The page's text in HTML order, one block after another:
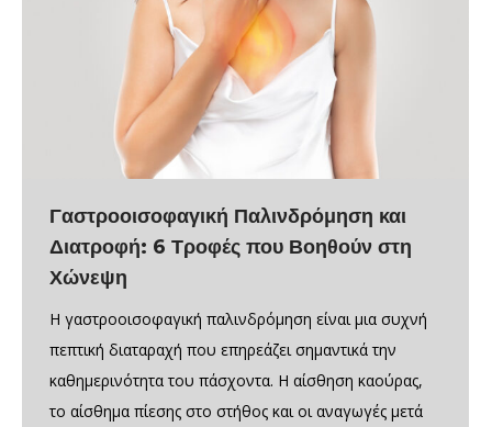
Γαστροοισοφαγική Παλινδρόμηση και
Διατροφή: 6 Τροφές που Βοηθούν στη
Χώνεψη
Η γαστροοισοφαγική παλινδρόμηση είναι μια συχνή
πεπτική διαταραχή που επηρεάζει σημαντικά την
καθημερινότητα του πάσχοντα. Η αίσθηση καούρας,
το αίσθημα πίεσης στο στήθος και οι αναγωγές μετά